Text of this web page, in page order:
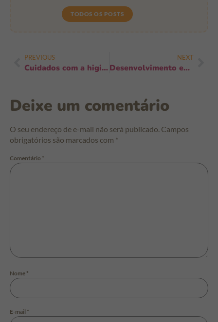
TODOS OS POSTS
PREVIOUS
Cuidados com a higiene durante a dentição: passos simples para proteger o bebê
NEXT
Desenvolvimento emocional no primeiro ano: 9 sinais e como estimular já
Deixe um comentário
O seu endereço de e-mail não será publicado. Campos
obrigatórios são marcados com *
Comentário *
Nome *
E-mail *